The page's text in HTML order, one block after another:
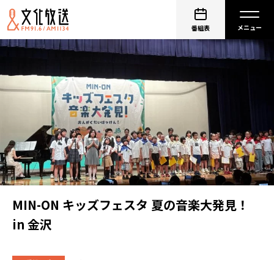
番組表
MIN-ON キッズフェスタ 夏の音楽大発見！
in 金沢